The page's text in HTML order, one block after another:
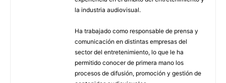
la industria audiovisual.
Ha trabajado como responsable de prensa y
comunicación en distintas empresas del
sector del entretenimiento, lo que le ha
permitido conocer de primera mano los
procesos de difusión, promoción y gestión de